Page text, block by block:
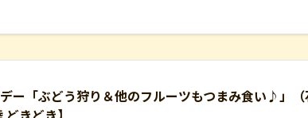
ー「ぶどう狩り＆他のフルーツもつまみ食い♪」